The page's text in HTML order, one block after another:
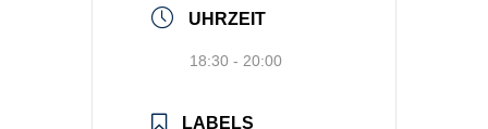
UHRZEIT
18:30 - 20:00
LABELS